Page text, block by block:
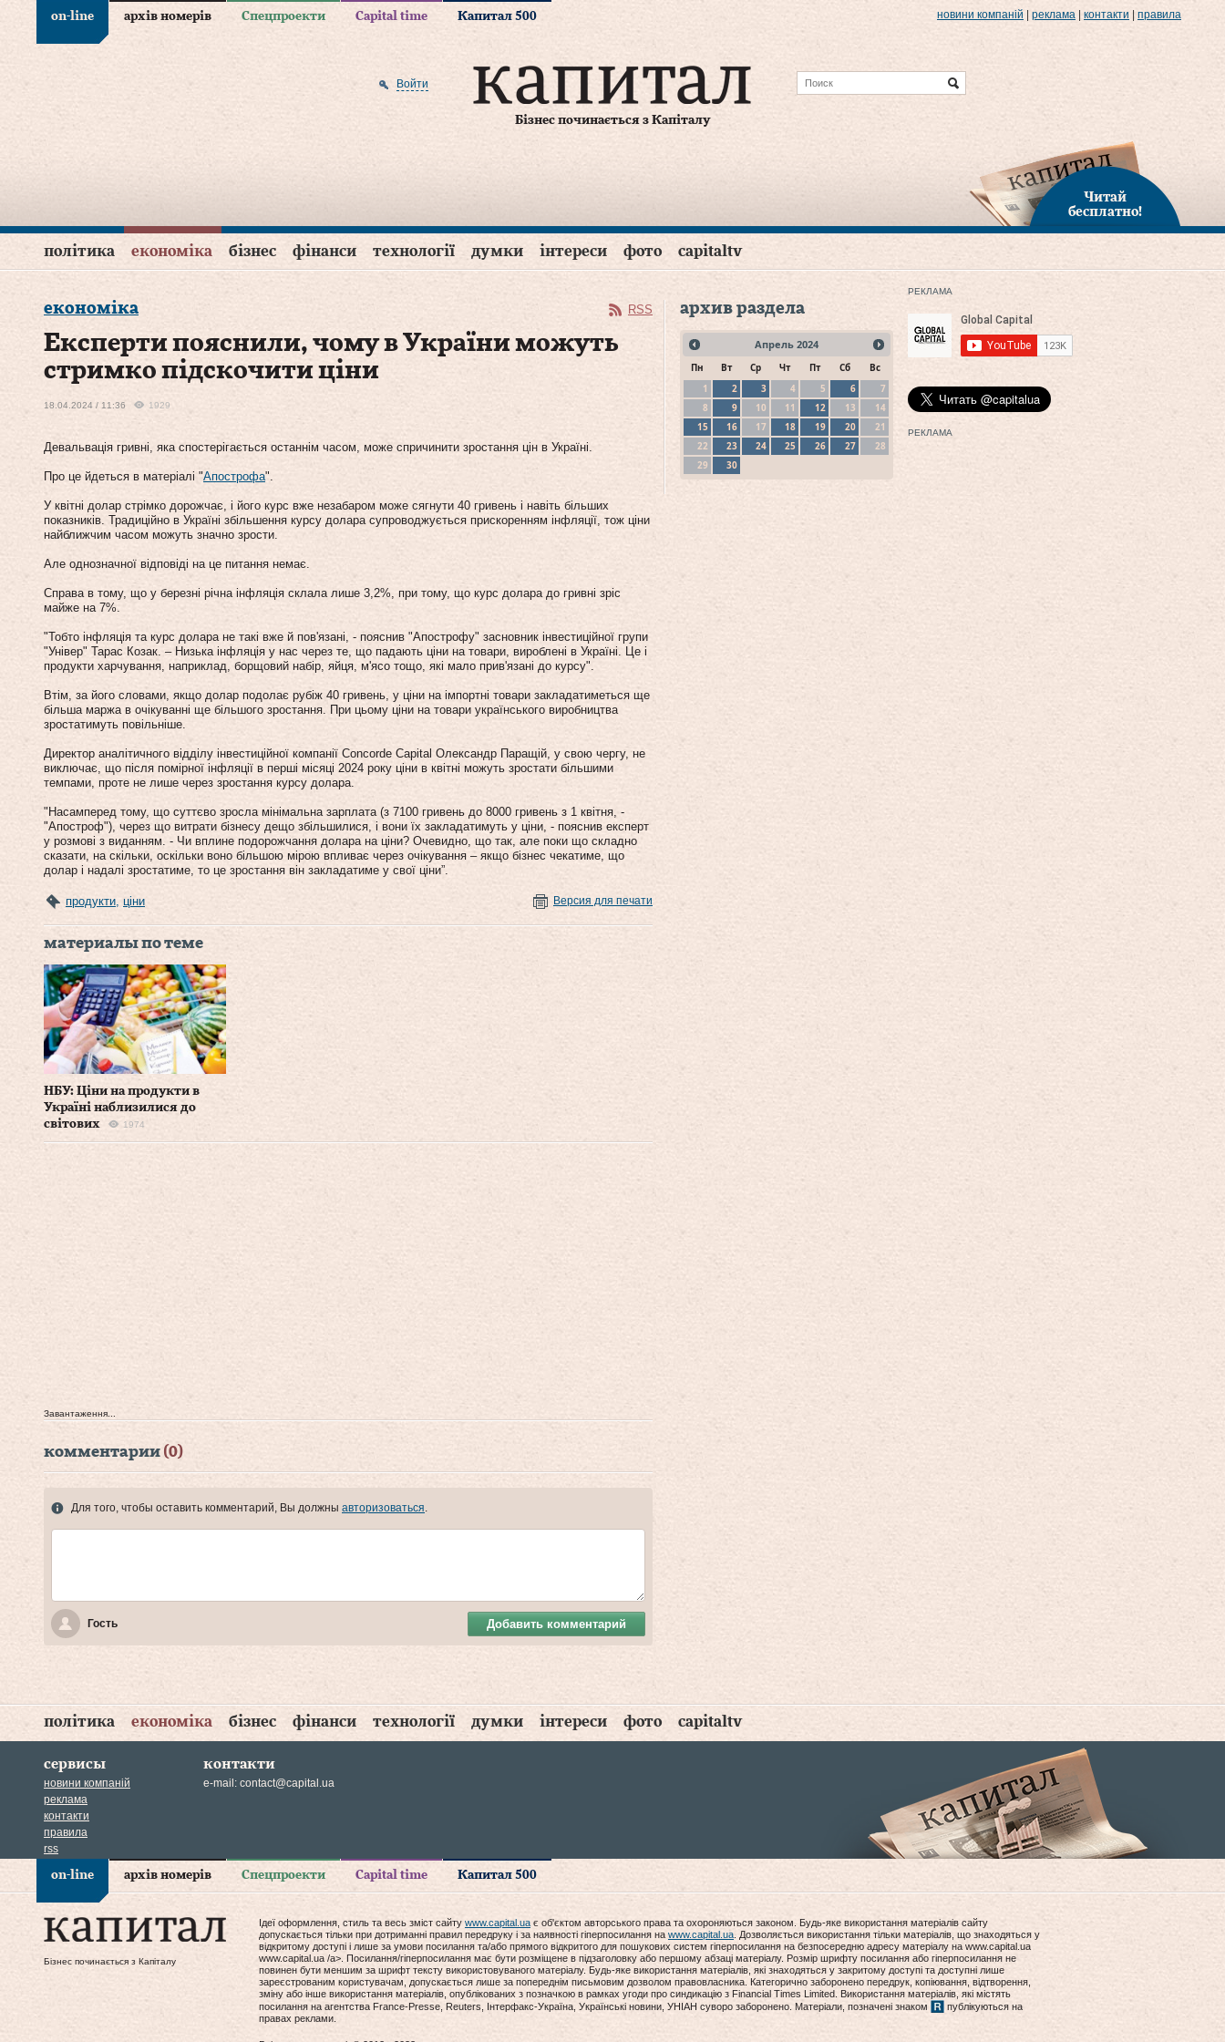
on-line архів номерів Спецпроекти Capital time Капитал 500 новини компаній реклама контакти правила
Бізнес починається з Капіталу
Войти
Читай
бесплатно!
політика економіка бізнес фінанси технології думки інтереси фото capitaltv
економіка RSS
Експерти пояснили, чому в України можуть
стримко підскочити ціни
18.04.2024 / 11:36 1929
Девальвація гривні, яка спостерігається останнім часом, може спричинити зростання цін в Україні.
Про це йдеться в матеріалі "Апострофа".
У квітні долар стрімко дорожчає, і його курс вже незабаром може сягнути 40 гривень і навіть більших
показників. Традиційно в Україні збільшення курсу долара супроводжується прискоренням інфляції, тож ціни
найближчим часом можуть значно зрости.
Але однозначної відповіді на це питання немає.
Справа в тому, що у березні річна інфляція склала лише 3,2%, при тому, що курс долара до гривні зріс
майже на 7%.
"Тобто інфляція та курс долара не такі вже й пов'язані, - пояснив "Апострофу" засновник інвестиційної групи
"Універ" Тарас Козак. – Низька інфляція у нас через те, що падають ціни на товари, вироблені в Україні. Це і
продукти харчування, наприклад, борщовий набір, яйця, м'ясо тощо, які мало прив'язані до курсу".
Втім, за його словами, якщо долар подолає рубіж 40 гривень, у ціни на імпортні товари закладатиметься ще
більша маржа в очікуванні ще більшого зростання. При цьому ціни на товари українського виробництва
зростатимуть повільніше.
Директор аналітичного відділу інвестиційної компанії Concorde Capital Олександр Паращій, у свою чергу, не
виключає, що після помірної інфляції в перші місяці 2024 року ціни в квітні можуть зростати більшими
темпами, проте не лише через зростання курсу долара.
"Насамперед тому, що суттєво зросла мінімальна зарплата (з 7100 гривень до 8000 гривень з 1 квітня, -
"Апостроф"), через що витрати бізнесу дещо збільшилися, і вони їх закладатимуть у ціни, - пояснив експерт
у розмові з виданням. - Чи вплине подорожчання долара на ціни? Очевидно, що так, але поки що складно
сказати, на скільки, оскільки воно більшою мірою впливає через очікування – якщо бізнес чекатиме, що
долар і надалі зростатиме, то це зростання він закладатиме у свої ціни”.
продукти, ціни Версия для печати
материалы по теме
НБУ: Ціни на продукти в
Україні наблизилися до
світових
1974
Завантаження...
комментарии (0)
Для того, чтобы оставить комментарий, Вы должны авторизоваться.
Гость Добавить комментарий
архив раздела
Апрель 2024
Пн Вт Ср Чт Пт Сб
Вс
1
2 3 4 5 6
7
8
9 10 11 12 13
14
15
16 17 18 19 20
21
22
23 24 25 26 27
28
29
30
РЕКЛАМА
РЕКЛАМА
політика економіка бізнес фінанси технології думки інтереси фото capitaltv
сервисы
новини компаній
реклама
контакти
правила
rss
контакти
e-mail: contact@capital.ua
on-line архів номерів Спецпроекти Capital time Капитал 500
Бізнес починається з Капіталу
Ідеї оформлення, стиль та весь зміст сайту www.capital.ua є об'єктом авторського права та охороняються законом. Будь-яке використання матеріалів сайту
допускається тільки при дотриманні правил передруку і за наявності гіперпосилання на www.capital.ua . Дозволяється використання тільки матеріалів, що знаходяться у
відкритому доступі і лише за умови посилання та/або прямого відкритого для пошукових систем гіперпосилання на безпосередню адресу матеріалу на www.capital.ua
www.capital.ua /a>. Посилання/гіперпосилання має бути розміщене в підзаголовку або першому абзаці матеріалу. Розмір шрифту посилання або гіперпосилання не
повинен бути меншим за шрифт тексту використовуваного матеріалу. Будь-яке використання матеріалів, які знаходяться у закритому доступі та доступні лише
зареєстрованим користувачам, допускається лише за попереднім письмовим дозволом правовласника. Категорично заборонено передрук, копіювання, відтворення,
зміну або інше використання матеріалів, опублікованих з позначкою в рамках угоди про синдикацію з Financial Times Limited. Використання матеріалів, які містять
посилання на агентства France-Presse, Reuters, Інтерфакс-Україна, Українські новини, УНІАН суворо заборонено. Матеріали, позначені знаком
публікуються на
правах реклами.